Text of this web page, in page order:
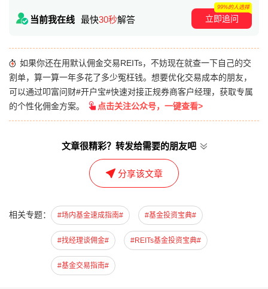
当前我在线 最快30秒解答 立即追问
99%的人选择
如果你还在用默认佣金交易REITs，不妨现在就查一下自己的交
割单，算一算一年多花了多少冤枉钱。想要优化交易成本的朋友，
可以通过叩富问财#开户宝#快速对接正规券商客户经理，获取专属
的个性化佣金方案。
点击关注公众号，一键查看>
文章很精彩？转发给需要的朋友吧
分享该文章
相关专题： #场内基金速成指南# #基金投资宝典#
#找经理谈佣金# #REITs基金投资宝典#
#基金交易指南#